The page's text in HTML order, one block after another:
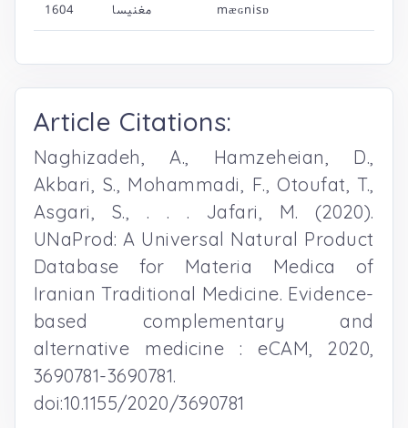
1604 مغنیسا mæɢnisɒ
Article Citations:
Naghizadeh, A., Hamzeheian, D.,
Akbari, S., Mohammadi, F., Otoufat, T.,
Asgari, S., . . . Jafari, M. (2020).
UNaProd: A Universal Natural Product
Database for Materia Medica of
Iranian Traditional Medicine. Evidence-
based complementary and
alternative medicine : eCAM, 2020,
3690781-3690781.
doi:10.1155/2020/3690781